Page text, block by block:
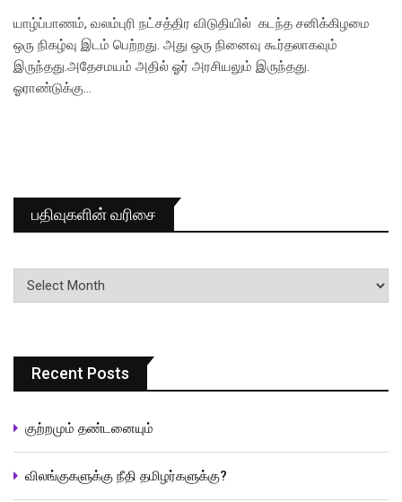
யாழ்ப்பாணம், வலம்புரி நட்சத்திர விடுதியில் கடந்த சனிக்கிழமை
ஒரு நிகழ்வு இடம் பெற்றது. அது ஒரு நினைவு கூர்தலாகவும்
இருந்தது.அதேசமயம் அதில் ஓர் அரசியலும் இருந்தது.
ஓராண்டுக்கு…
பதிவுகளின் வரிசை
பதிவுகளின்
வரிசை
Recent Posts
குற்றமும் தண்டனையும்
விலங்குகளுக்கு நீதி தமிழர்களுக்கு?